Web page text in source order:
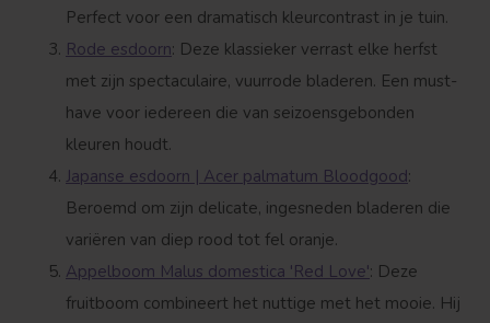
Perfect voor een dramatisch kleurcontrast in je tuin.
Rode esdoorn: Deze klassieker verrast elke herfst
met zijn spectaculaire, vuurrode bladeren. Een must-
have voor iedereen die van seizoensgebonden
kleuren houdt.
Japanse esdoorn | Acer palmatum Bloodgood:
Beroemd om zijn delicate, ingesneden bladeren die
variëren van diep rood tot fel oranje.
Appelboom Malus domestica 'Red Love': Deze
fruitboom combineert het nuttige met het mooie. Hij